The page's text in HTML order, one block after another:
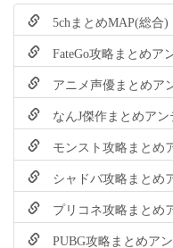
5chまとめMAP(総合)
FateGo攻略まとめア
アニメ声優まとめア
なんJ傑作まとめアン
モンスト攻略まとめ
シャドバ攻略まとめ
プリコネ攻略まとめ
PUBG攻略まとめア